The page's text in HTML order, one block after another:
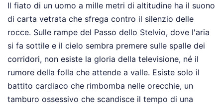
Il fiato di un uomo a mille metri di altitudine ha il suono
di carta vetrata che sfrega contro il silenzio delle
rocce. Sulle rampe del Passo dello Stelvio, dove l'aria
si fa sottile e il cielo sembra premere sulle spalle dei
corridori, non esiste la gloria della televisione, né il
rumore della folla che attende a valle. Esiste solo il
battito cardiaco che rimbomba nelle orecchie, un
tamburo ossessivo che scandisce il tempo di una